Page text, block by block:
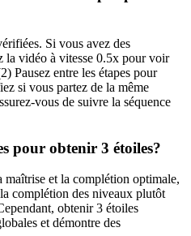
Si vous avez des
la vidéo à vitesse 0.5x pour voir
Pausez entre les étapes pour
si vous partez de la même
vous de suivre la séquence
pour obtenir 3 étoiles?
et la complétion optimale,
complétion des niveaux plutôt
obtenir 3 étoiles
et démontre des